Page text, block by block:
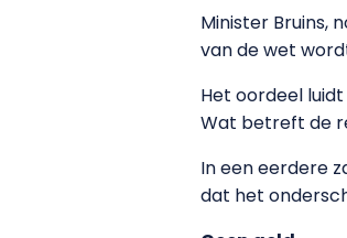
Minister Bruins,
van de wet
Het oordeel
Wat betreft de
In een eerdere
dat het